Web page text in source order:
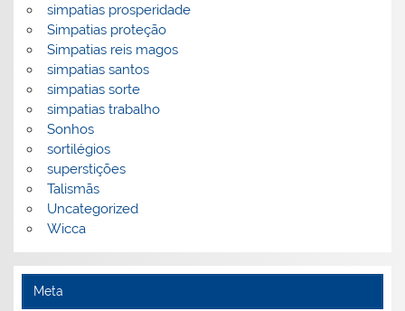
simpatias prosperidade
Simpatias proteção
Simpatias reis magos
simpatias santos
simpatias sorte
simpatias trabalho
Sonhos
sortilégios
superstições
Talismãs
Uncategorized
Wicca
Meta